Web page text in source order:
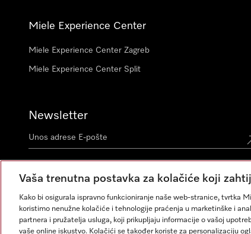
Miele Experience Center
Miele Experience Center Zagreb
Miele Experience Center Split
Newsletter
Vaša trenutna postavka za kolačiće koji
Kako bi osigurala ispravno funkcioniranje naše web-stranice, tvrtka
koristimo nenužne kolačiće i tehnologije praćenja u marketinške i
partnera i pružatelja usluga, koji prikupljaju informacije o vašoj
vaše online iskustvo. Kolačići se također koriste za personalizaciju